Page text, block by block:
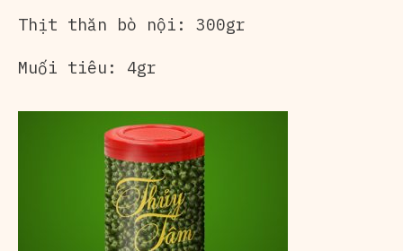
Thịt thăn bò nội: 300gr
Muối tiêu: 4gr